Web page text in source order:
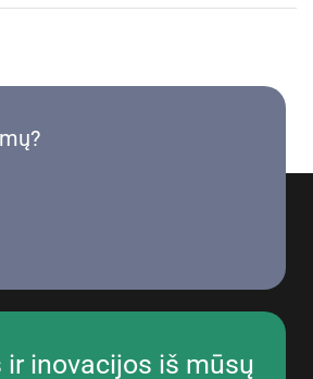
ir inovacijos iš mūsų